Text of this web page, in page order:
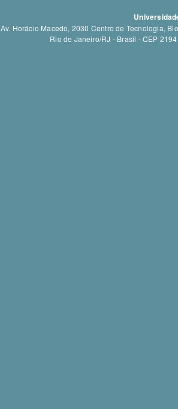
Av. Horácio Macedo, 2030 Centro de Tecnologia,
Rio de Janeiro/RJ - Brasil - CEP